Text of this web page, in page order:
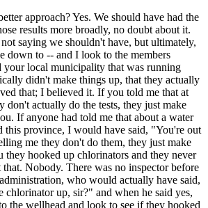
approach? Yes. We should have had the
results more broadly, no doubt about it.
saying we shouldn't have, but ultimately,
down to -- and I look to the members
your local municipality that was running
didn't make things up, that they actually
that; I believed it. If you told me that at
don't actually do the tests, they just make
If anyone had told me that about a water
this province, I would have said, "You're out
me they don't do them, they just make
they hooked up chlorinators and they never
Nobody. There was no inspector before
who would actually have said,
up, sir?" and when he said yes,
the wellhead and look to see if they hooked